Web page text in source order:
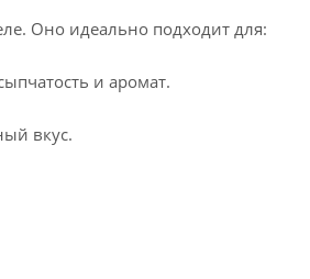
Оно идеально подходит для:
и аромат.
вкус.